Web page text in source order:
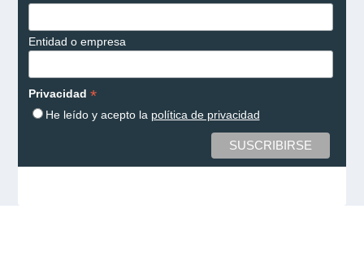
Entidad o empresa
Privacidad *
He leído y acepto la política de privacidad